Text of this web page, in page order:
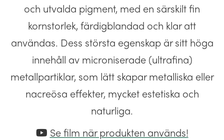
och utvalda pigment, med en särskilt fin
kornstorlek, färdigblandad och klar att
användas. Dess största egenskap är sitt höga
innehåll av microniserade (ultrafina)
metallpartiklar, som lätt skapar metalliska eller
nacreösa effekter, mycket estetiska och
naturliga.
Se film när produkten används!